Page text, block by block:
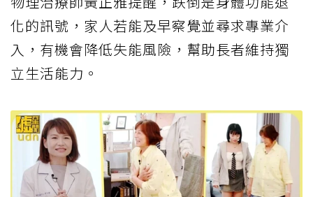
化的訊號，家人若能及早察覺並尋求專業介
入，有機會降低失能風險，幫助長者維持獨
立生活能力。